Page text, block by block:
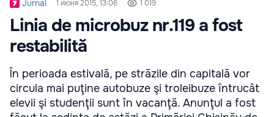
Jurnal 1 июня 2015, 13:06 1 019
Linia de microbuz nr.119 a fost
restabilită
În perioada estivală, pe străzile din capitală vor
circula mai puţine autobuze şi troleibuze întrucât
elevii şi studenţii sunt în vacanţă. Anunţul a fost